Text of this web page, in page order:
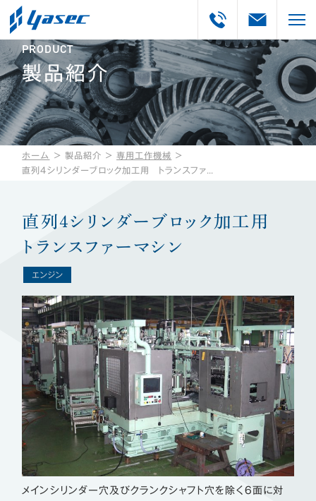
PRODUCT
製品紹介
ホーム ＞ 製品紹介 ＞専用工作機械 ＞
直列４シリンダーブロック加工用
トランスファーマシン
エンジン
メインシリンダー穴及びクランクシャフト穴を除く6面に対